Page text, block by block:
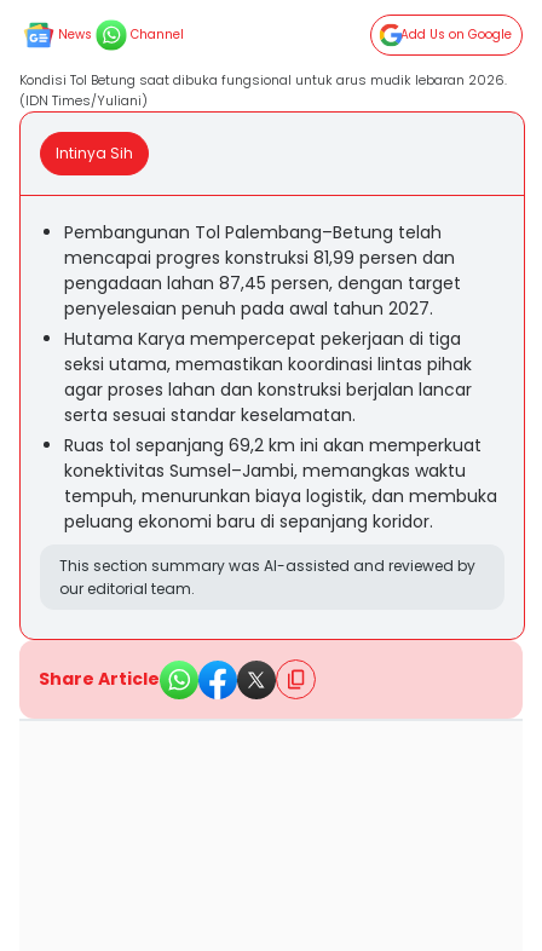
News Channel Add Us on Google
Kondisi Tol Betung saat dibuka fungsional untuk arus mudik lebaran 2026.
(IDN Times/Yuliani)
Intinya Sih
Pembangunan Tol Palembang–Betung telah
mencapai progres konstruksi 81,99 persen dan
pengadaan lahan 87,45 persen, dengan target
penyelesaian penuh pada awal tahun 2027.
Hutama Karya mempercepat pekerjaan di tiga
seksi utama, memastikan koordinasi lintas pihak
agar proses lahan dan konstruksi berjalan lancar
serta sesuai standar keselamatan.
Ruas tol sepanjang 69,2 km ini akan memperkuat
konektivitas Sumsel–Jambi, memangkas waktu
tempuh, menurunkan biaya logistik, dan membuka
peluang ekonomi baru di sepanjang koridor.
This section summary was AI-assisted and reviewed by
our editorial team.
Share Article